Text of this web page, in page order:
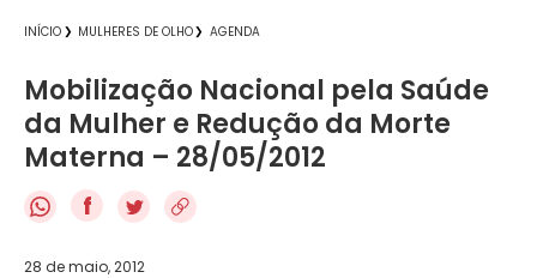
INÍCIO MULHERES DE OLHO AGENDA
Mobilização Nacional pela Saúde
da Mulher e Redução da Morte
Materna – 28/05/2012
f
28 de maio, 2012